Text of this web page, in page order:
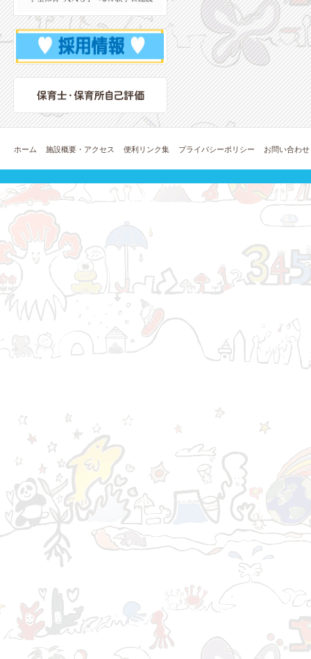
ホーム 施設概要・アクセス 便利リンク集 プライバシーポリシー お問い合わせ